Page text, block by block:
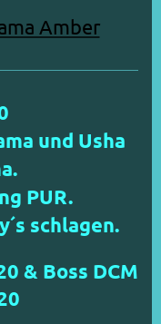
Amber
und Usha
PUR.
schlagen.
& Boss DCM